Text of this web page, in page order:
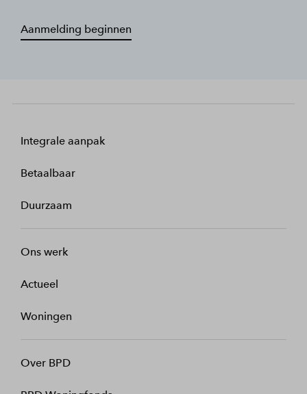
Aanmelding beginnen
Integrale aanpak
Betaalbaar
Duurzaam
Ons werk
Actueel
Woningen
Over BPD